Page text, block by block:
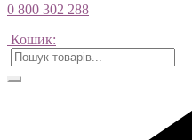
0 800 302 288
Кошик: